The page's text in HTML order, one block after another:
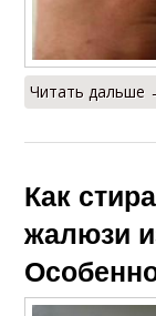
Читать дальше
Как
жалюзи